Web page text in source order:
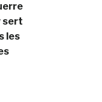
sert
les